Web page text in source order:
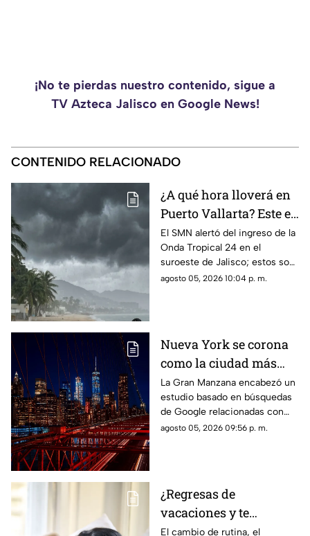
¡No te pierdas nuestro contenido, sigue a
TV Azteca Jalisco en Google News!
CONTENIDO RELACIONADO
¿A qué hora lloverá en
Puerto Vallarta? Este es
el pronóstico del clima
para este 6 de agosto
El SMN alertó del ingreso de la
Onda Tropical 24 en el
suroeste de Jalisco; estos son
los cambios en el clima
agosto 05, 2026 10:04 p. m.
Nueva York se corona
como la ciudad más
romántica de Estados
Unidos
La Gran Manzana encabezó un
estudio basado en búsquedas
de Google relacionadas con
citas, restaurantes, propuestas
agosto 05, 2026 09:56 p. m.
¿Regresas de
vacaciones y te
enfermas? Estas son
El cambio de rutina, el